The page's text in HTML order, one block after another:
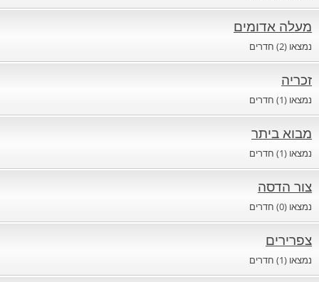
חדרים לפי שעה בעמק יזרעאל
חדרים לפי שעה במישור החוף הדרומי
מעלה אדומים
נמצאו (2) חדרים
זכריה
נמצאו (1) חדרים
מבוא ביתר
נמצאו (1) חדרים
צור הדסה
נמצאו (0) חדרים
צפרירים
נמצאו (1) חדרים